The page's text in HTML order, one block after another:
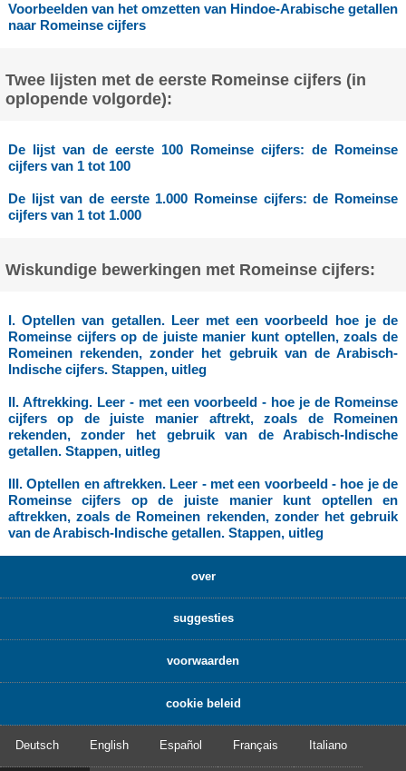
Voorbeelden van het omzetten van Hindoe-Arabische getallen
naar Romeinse cijfers
Twee lijsten met de eerste Romeinse cijfers (in
oplopende volgorde):
De lijst van de eerste 100 Romeinse cijfers: de Romeinse
cijfers van 1 tot 100
De lijst van de eerste 1.000 Romeinse cijfers: de Romeinse
cijfers van 1 tot 1.000
Wiskundige bewerkingen met Romeinse cijfers:
I. Optellen van getallen. Leer met een voorbeeld hoe je de
Romeinse cijfers op de juiste manier kunt optellen, zoals de
Romeinen rekenden, zonder het gebruik van de Arabisch-
Indische cijfers. Stappen, uitleg
II. Aftrekking. Leer - met een voorbeeld - hoe je de Romeinse
cijfers op de juiste manier aftrekt, zoals de Romeinen
rekenden, zonder het gebruik van de Arabisch-Indische
getallen. Stappen, uitleg
III. Optellen en aftrekken. Leer - met een voorbeeld - hoe je de
Romeinse cijfers op de juiste manier kunt optellen en
aftrekken, zoals de Romeinen rekenden, zonder het gebruik
van de Arabisch-Indische getallen. Stappen, uitleg
over
suggesties
voorwaarden
cookie beleid
Deutsch English Español Français Italiano